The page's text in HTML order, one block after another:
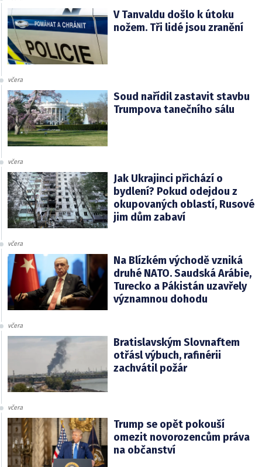
V Tanvaldu došlo k útoku
nožem. Tři lidé jsou zranění
včera
Soud nařídil zastavit stavbu
Trumpova tanečního sálu
včera
Jak Ukrajinci přichází o
bydlení? Pokud odejdou z
okupovaných oblastí, Rusové
jim dům zabaví
včera
Na Blízkém východě vzniká
druhé NATO. Saudská Arábie,
Turecko a Pákistán uzavřely
významnou dohodu
včera
Bratislavským Slovnaftem
otřásl výbuch, rafinérii
zachvátil požár
včera
Trump se opět pokouší
omezit novorozencům práva
na občanství